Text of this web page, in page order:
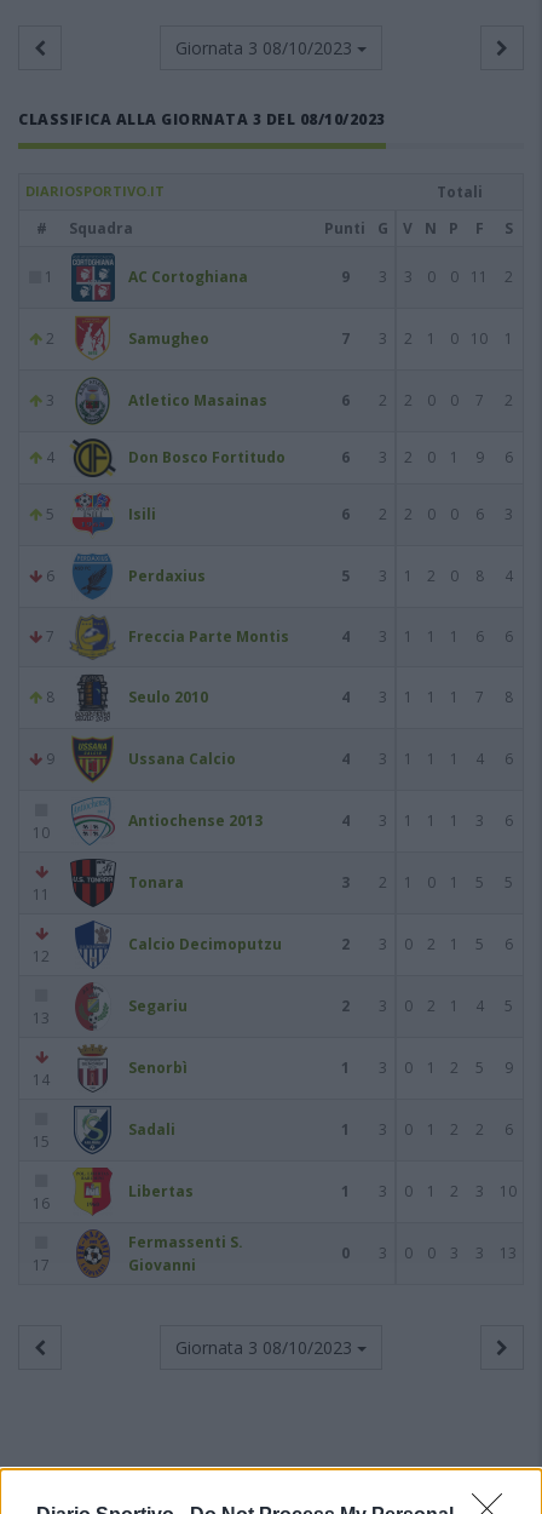
Giornata 3 08/10/2023
CLASSIFICA ALLA GIORNATA 3 DEL 08/10/2023
DIARIOSPORTIVO.IT
Totali
#
Squadra Punti G V N P F S
1 AC Cortoghiana 9 3 3 0 0 11 2
2 Samugheo 7 3 2 1 0 10 1
3 Atletico Masainas 6 2 2 0 0 7 2
4 Don Bosco Fortitudo 6 3 2 0 1 9 6
5 Isili 6 2 2 0 0 6 3
6 Perdaxius 5 3 1 2 0 8 4
7 Freccia Parte Montis 4 3 1 1 1 6 6
8 Seulo 2010 4 3 1 1 1 7 8
9 Ussana Calcio 4 3 1 1 1 4 6
10
Antiochense 2013 4 3 1 1 1 3 6
11
Tonara 3 2 1 0 1 5 5
12
Calcio Decimoputzu 2 3 0 2 1 5 6
13
Segariu 2 3 0 2 1 4 5
14
Senorbì 1 3 0 1 2 5 9
15
Sadali 1 3 0 1 2 2 6
16
Libertas 1 3 0 1 2 3 10
17
Fermassenti S.
Giovanni
0 3 0 0 3 3 13
Giornata 3 08/10/2023